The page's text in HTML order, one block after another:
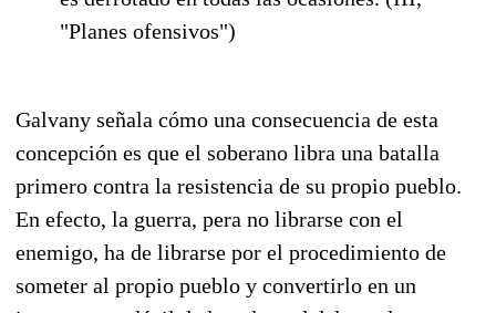
"Planes ofensivos")
Galvany señala cómo una consecuencia de esta
concepción es que el soberano libra una batalla
primero contra la resistencia de su propio pueblo.
En efecto, la guerra, pera no librarse con el
enemigo, ha de librarse por el procedimiento de
someter al propio pueblo y convertirlo en un